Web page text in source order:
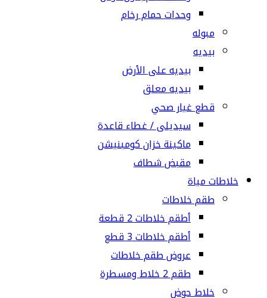
وحدات حمام رخام
مبوله
بيديه
بيديه على الأرض
بيديه معلق
قطع غيار صحي
سيديلى / غطاء قاعدة
ماكينة خزان كومبنيشن
مقبض شطاف
خلاطات مياة
طقم خلاطات
أطقم خلاطات 2 قطعة
أطقم خلاطات 3 قطع
عروض طقم خلاطات
طقم 2 خلاط ومسطرة
خلاط حوض